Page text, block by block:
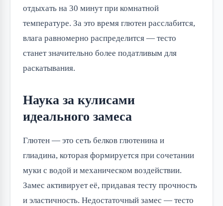
отдыхать на 30 минут при комнатной
температуре. За это время глютен расслабится,
влага равномерно распределится — тесто
станет значительно более податливым для
раскатывания.
Наука за кулисами
идеального замеса
Глютен — это сеть белков глютенина и
глиадина, которая формируется при сочетании
муки с водой и механическом воздействии.
Замес активирует её, придавая тесту прочность
и эластичность. Недостаточный замес — тесто